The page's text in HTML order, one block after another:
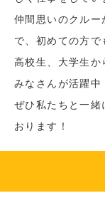
仲間思いのクル
で、初めての方で
高校生、大学生
みなさんが活躍中
ぜひ私たちと一緒
おります！